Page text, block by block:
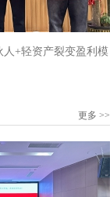
人+轻资产裂变盈利模
更多 >>